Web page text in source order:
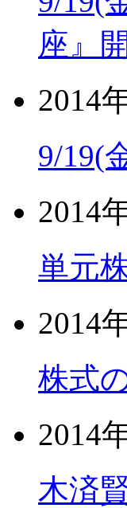
座』
2014
9/19(
2014
単元
2014
株式
2014
木済